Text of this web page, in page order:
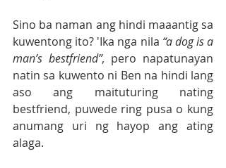
Sino ba naman ang hindi maaantig sa
kuwentong ito? 'Ika nga nila “a dog is a
man’s bestfriend”, pero napatunayan
natin sa kuwento ni Ben na hindi lang
aso ang maituturing nating
bestfriend, puwede ring pusa o kung
anumang uri ng hayop ang ating
alaga.